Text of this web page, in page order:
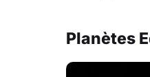
Planètes